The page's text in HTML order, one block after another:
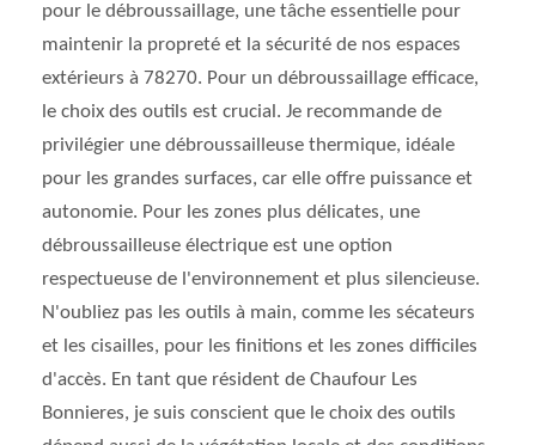
pour le débroussaillage, une tâche essentielle pour
maintenir la propreté et la sécurité de nos espaces
extérieurs à 78270. Pour un débroussaillage efficace,
le choix des outils est crucial. Je recommande de
privilégier une débroussailleuse thermique, idéale
pour les grandes surfaces, car elle offre puissance et
autonomie. Pour les zones plus délicates, une
débroussailleuse électrique est une option
respectueuse de l'environnement et plus silencieuse.
N'oubliez pas les outils à main, comme les sécateurs
et les cisailles, pour les finitions et les zones difficiles
d'accès. En tant que résident de Chaufour Les
Bonnieres, je suis conscient que le choix des outils